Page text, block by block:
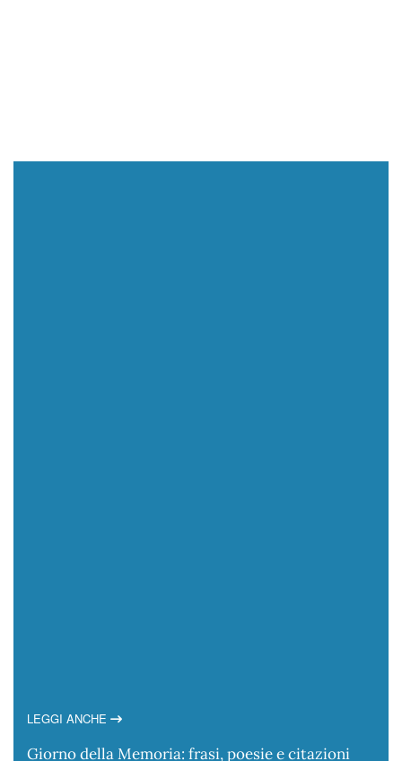
LEGGI ANCHE
Giorno della Memoria: frasi, poesie e citazioni